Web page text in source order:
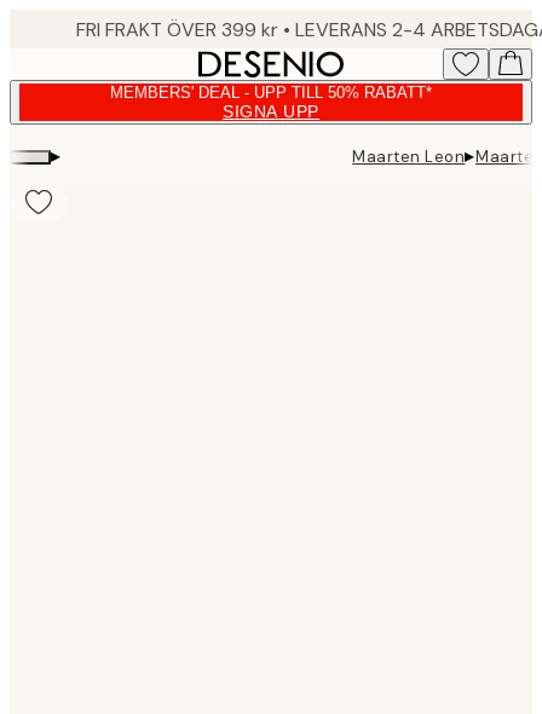
FRI FRAKT ÖVER 399 kr • LEVERANS 2-4
MEMBERS' DEAL - UPP TILL 50% RABATT*
SIGNA UPP
▸ Maarten Leon▸